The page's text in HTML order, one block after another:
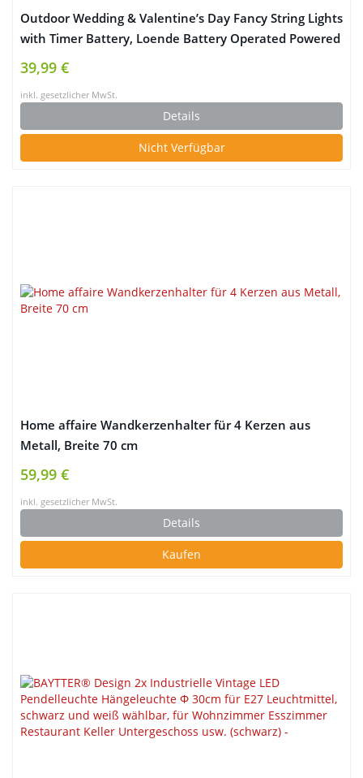
Outdoor Wedding & Valentine’s Day Fancy String Lights
with Timer Battery, Loende Battery Operated Powered
8Mode 30 LED Balls 6.4M / 21ft Warm White
Waterproof Decorative Fairy Globe Light for Indoor
Party, Wedding, Decoration, Patio, (white)
39,99 €
inkl. gesetzlicher MwSt.
Details
Nicht Verfügbar
Home affaire Wandkerzenhalter für 4 Kerzen aus
Metall, Breite 70 cm
59,99 €
inkl. gesetzlicher MwSt.
Details
Kaufen